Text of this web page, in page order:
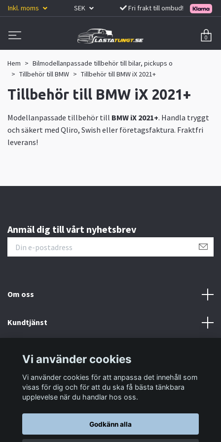
Inkl. moms SEK Fri frakt till ombud!
0
Hem
Bilmodellanpassade tillbehör till bilar, pickups o
Tillbehör till BMW
Tillbehör till BMW iX 2021+
Tillbehör till BMW iX 2021+
Modellanpassade tillbehör till BMW iX 2021+. Handla tryggt
och säkert med Qliro, Swish eller företagsfaktura. Fraktfri
leverans!
Anmäl dig till vårt nyhetsbrev
Om oss
Kundtjänst
Sociala medier
Vi använder cookies
Vi använder cookies för att anpassa det innehåll som
visas för dig och för att du ska få bästa tänkbara
upplevelse när du handlar hos oss.
Godkänn alla